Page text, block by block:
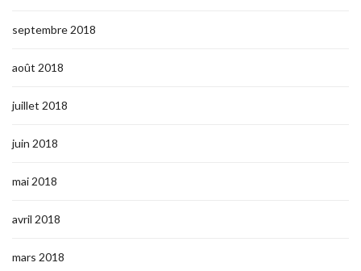
septembre 2018
août 2018
juillet 2018
juin 2018
mai 2018
avril 2018
mars 2018